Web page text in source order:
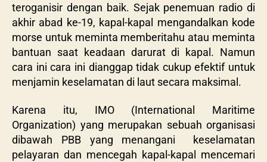
teroganisir dengan baik. Sejak penemuan radio di
akhir abad ke-19, kapal-kapal mengandalkan kode
morse untuk meminta memberitahu atau meminta
bantuan saat keadaan darurat di kapal. Namun
cara ini cara ini dianggap tidak cukup efektif untuk
menjamin keselamatan di laut secara maksimal.
Karena itu, IMO (International Maritime
Organization) yang merupakan sebuah organisasi
dibawah PBB yang menangani keselamatan
pelayaran dan mencegah kapal-kapal mencemari